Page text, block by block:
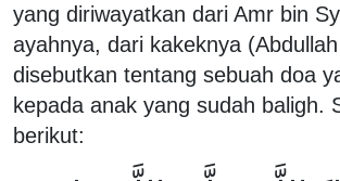
yang diriwayatkan dari Amr bin
ayahnya, dari kakeknya
disebutkan tentang sebuah doa
kepada anak yang sudah baligh.
berikut: